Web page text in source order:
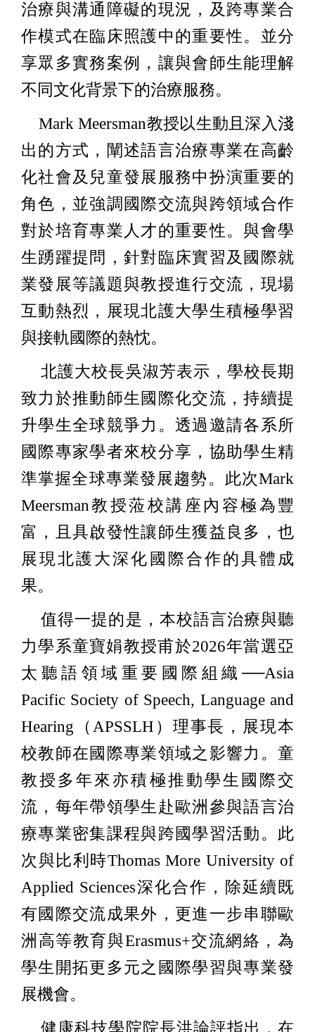
治療與溝通障礙的現況，及跨專業合
作模式在臨床照護中的重要性。並分
享眾多實務案例，讓與會師生能理解
不同文化背景下的治療服務。
Mark Meersman教授以生動且深入淺
出的方式，闡述語言治療專業在高齡
化社會及兒童發展服務中扮演重要的
角色，並強調國際交流與跨領域合作
對於培育專業人才的重要性。與會學
生踴躍提問，針對臨床實習及國際就
業發展等議題與教授進行交流，現場
互動熱烈，展現北護大學生積極學習
與接軌國際的熱忱。
北護大校長吳淑芳表示，學校長期
致力於推動師生國際化交流，持續提
升學生全球競爭力。透過邀請各系所
國際專家學者來校分享，協助學生精
準掌握全球專業發展趨勢。此次Mark
Meersman教授蒞校講座內容極為豐
富，且具啟發性讓師生獲益良多，也
展現北護大深化國際合作的具體成
果。
值得一提的是，本校語言治療與聽
力學系童寶娟教授甫於2026年當選亞
太聽語領域重要國際組織──Asia
Pacific Society of Speech, Language and
Hearing（APSSLH）理事長，展現本
校教師在國際專業領域之影響力。童
教授多年來亦積極推動學生國際交
流，每年帶領學生赴歐洲參與語言治
療專業密集課程與跨國學習活動。此
次與比利時Thomas More University of
Applied Sciences深化合作，除延續既
有國際交流成果外，更進一步串聯歐
洲高等教育與Erasmus+交流網絡，為
學生開拓更多元之國際學習與專業發
展機會。
健康科技學院院長洪論評指出，在